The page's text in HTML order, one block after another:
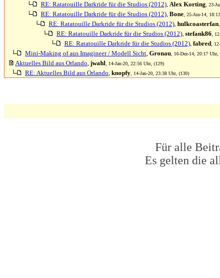
RE: Ratatouille Darkride für die Studios (2012), Alex Korting , 23-
RE: Ratatouille Darkride für die Studios (2012), Bone , 25-Jun-14,
RE: Ratatouille Darkride für die Studios (2012), hulkcoasterfan
RE: Ratatouille Darkride für die Studios (2012), stefank86 ,
RE: Ratatouille Darkride für die Studios (2012), fabred ,
Mini-Making of aus Imagineer / Modell Sicht, Gronau , 16-Dez-14, 20:17 Uhr,
Aktuelles Bild aus Orlando, jwahl , 14-Jan-20, 22:56 Uhr, (129)
RE: Aktuelles Bild aus Orlando, knopfy , 14-Jan-20, 23:38 Uhr, (130)
Für alle
Es gelten die